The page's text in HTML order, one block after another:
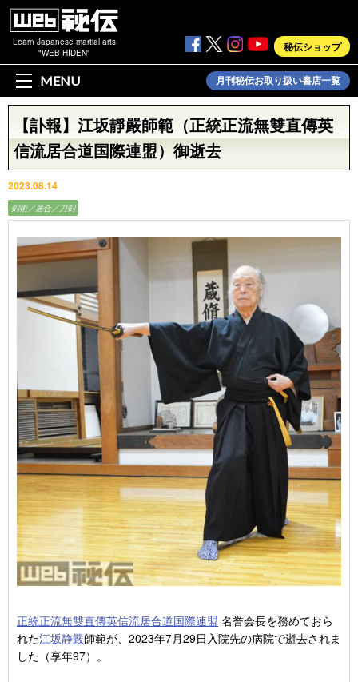
Learn Japanese martial arts
"WEB HIDEN"
秘伝ショップ
MENU 月刊秘伝お取り扱い書店一覧
【訃報】江坂靜嚴師範（正統正流無雙直傳英
信流居合道国際連盟）御逝去
2023.08.14
剣術／居合／刀剣
正統正流無雙直傳英信流居合道国際連盟 名誉会長を務めておら
れた江坂静嚴師範が、2023年7月29日入院先の病院で逝去されま
した（享年97）。